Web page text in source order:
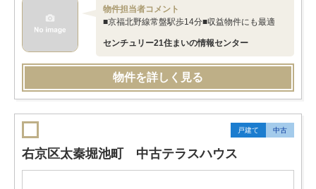
物件担当者コメント
■京福北野線常盤駅歩14分■収益物件にも最適
センチュリー21住まいの情報センター
物件を詳しく見る
戸建て 中古
右京区太秦堀池町 中古テラスハウス